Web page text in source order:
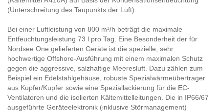
(Unterschreitung des Taupunkts der Luft).
Bei einer Luftleistung von 800 m³/h beträgt die maximale
Entfeuchtungsleistung 73 l pro Tag. Eine Besonderheit der für
Nordsee One gelieferten Geräte ist die spezielle, sehr
hochwertige Offshore-Ausführung mit einem maximalen Schutz
gegen die aggressive, salzhaltige Meeresluft. Dazu zählen zum
Beispiel ein Edelstahlgehäuse, robuste Spezialwärmeübertrager
aus Kupfer/Kupfer sowie eine Speziallackierung für die EC-
Ventilatoren und die isolierten Kältemittelleitungen. Die in IP66/67
ausgeführte Geräteelektronik (inklusive Störmanagement)